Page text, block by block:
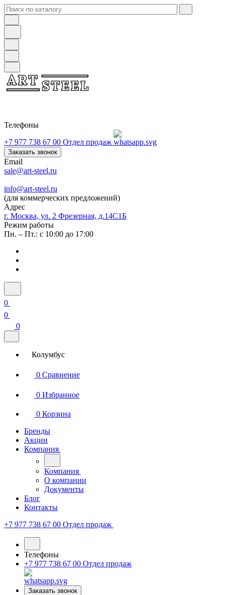
Телефоны
+7 977 738 67 00 Отдел продаж
Заказать звонок
Email
sale@art-steel.ru
info@art-steel.ru
(для коммерческих предложений)
Адрес
г. Москва, ул. 2 Фрезерная, д.14С1Б
Режим работы
Пн. – Пт.: с 10:00 до 17:00
0
0
0
Колумбус
0 Сравнение
0 Избранное
0 Корзина
Бренды
Акции
Компания
Компания
О компании
Документы
Блог
Контакты
+7 977 738 67 00 Отдел продаж
Телефоны
+7 977 738 67 00 Отдел продаж
Заказать звонок